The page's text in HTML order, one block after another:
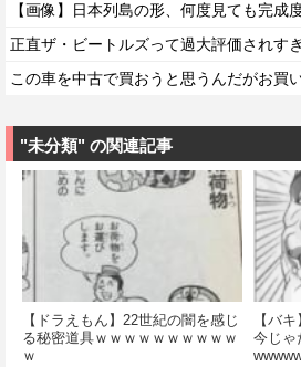
【画像】日本列島の形、何度見ても完成
正直ザ・ビートルズって過大評価されす
この車を中古で買おうと思うんだがお買
"未分類" の関連記事
【ドラえもん】22世紀の闇を感じ
る秘密道具ｗｗｗｗｗｗｗｗｗｗ
ｗ
【バ
今じゃ